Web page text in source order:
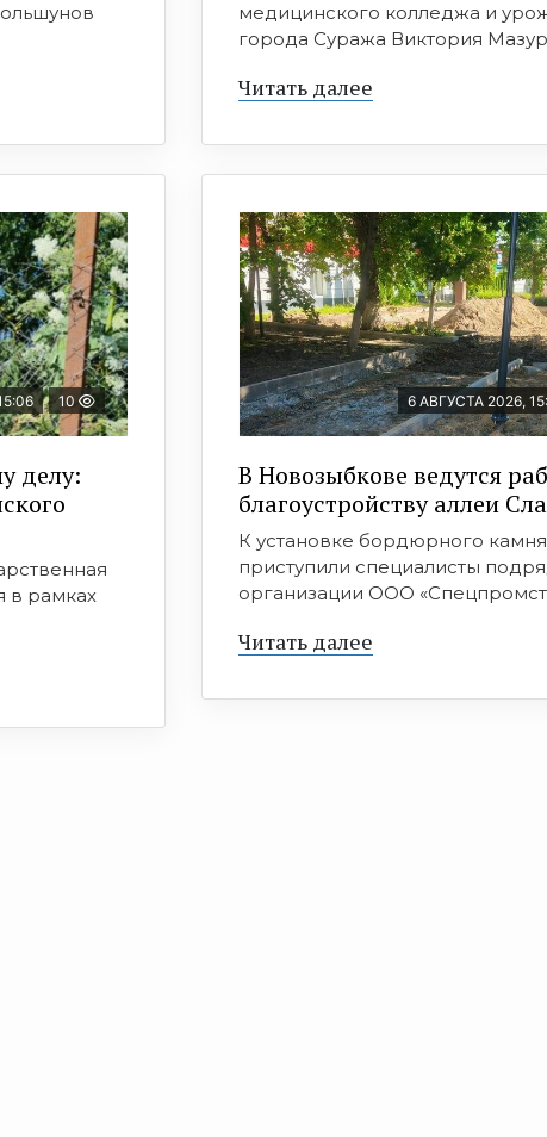
медицинского колледжа и
города Суража Виктория Мазур
Читать далее
10
делу:
в рамках
6 АВГУСТА 2026,
В Новозыбкове ведутся
благоустройству аллеи
К установке бордюрного камня
приступили специалисты
организации ООО
Читать далее